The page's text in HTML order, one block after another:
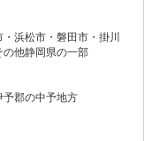
浜松市・磐田市・掛川
他静岡県の一部
予郡の中予地方